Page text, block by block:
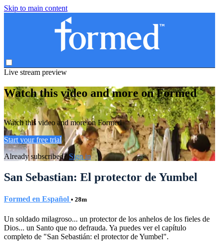
Skip to main content
Live stream preview
Watch this video and more on Formed
Watch this video and more on Formed
Start your free trial
Already subscribed?Sign in
San Sebastian: El protector de Yumbel
Formed en Español • 28m
Un soldado milagroso... un protector de los anhelos de los fieles de
Dios... un Santo que no defrauda. Ya puedes ver el capítulo
completo de "San Sebastián: el protector de Yumbel".